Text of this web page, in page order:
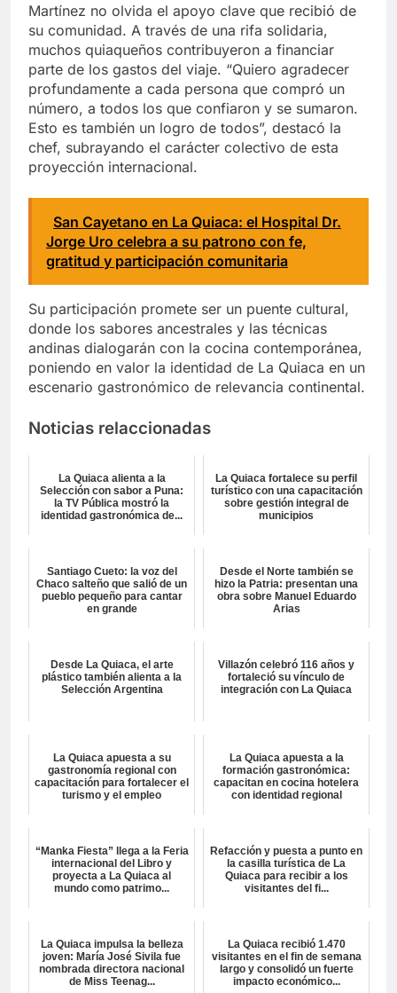
Martínez no olvida el apoyo clave que recibió de
su comunidad. A través de una rifa solidaria,
muchos quiaqueños contribuyeron a financiar
parte de los gastos del viaje. “Quiero agradecer
profundamente a cada persona que compró un
número, a todos los que confiaron y se sumaron.
Esto es también un logro de todos”, destacó la
chef, subrayando el carácter colectivo de esta
proyección internacional.
San Cayetano en La Quiaca: el Hospital Dr.
Jorge Uro celebra a su patrono con fe,
gratitud y participación comunitaria
Su participación promete ser un puente cultural,
donde los sabores ancestrales y las técnicas
andinas dialogarán con la cocina contemporánea,
poniendo en valor la identidad de La Quiaca en un
escenario gastronómico de relevancia continental.
Noticias relaccionadas
La Quiaca alienta a la
Selección con sabor a Puna:
la TV Pública mostró la
identidad gastronómica de...
La Quiaca fortalece su perfil
turístico con una capacitación
sobre gestión integral de
municipios
Santiago Cueto: la voz del
Chaco salteño que salió de un
pueblo pequeño para cantar
en grande
Desde el Norte también se
hizo la Patria: presentan una
obra sobre Manuel Eduardo
Arias
Desde La Quiaca, el arte
plástico también alienta a la
Selección Argentina
Villazón celebró 116 años y
fortaleció su vínculo de
integración con La Quiaca
La Quiaca apuesta a su
gastronomía regional con
capacitación para fortalecer el
turismo y el empleo
La Quiaca apuesta a la
formación gastronómica:
capacitan en cocina hotelera
con identidad regional
“Manka Fiesta” llega a la Feria
internacional del Libro y
proyecta a La Quiaca al
mundo como patrimo...
Refacción y puesta a punto en
la casilla turística de La
Quiaca para recibir a los
visitantes del fi...
La Quiaca impulsa la belleza
joven: María José Sivila fue
nombrada directora nacional
de Miss Teenag...
La Quiaca recibió 1.470
visitantes en el fin de semana
largo y consolidó un fuerte
impacto económico...